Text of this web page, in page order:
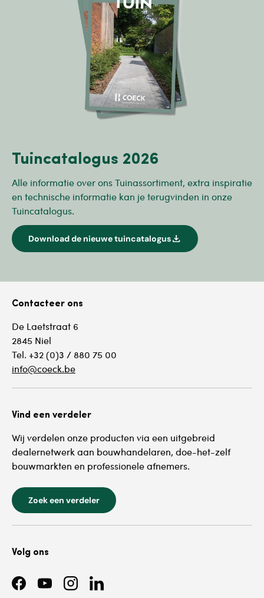
Tuincatalogus 2026
Alle informatie over ons Tuinassortiment, extra inspiratie
en technische informatie kan je terugvinden in onze
Tuincatalogus.
Download de nieuwe tuincatalogusdownload
Contacteer ons
De Laetstraat 6
2845 Niel
Tel. +32 (0)3 / 880 75 00
info@coeck.be
Vind een verdeler
Wij verdelen onze producten via een uitgebreid
dealernetwerk aan bouwhandelaren, doe-het-zelf
bouwmarkten en professionele afnemers.
Zoek een verdeler
Volg ons
FacebookYouTubeInstagramLinkedIn